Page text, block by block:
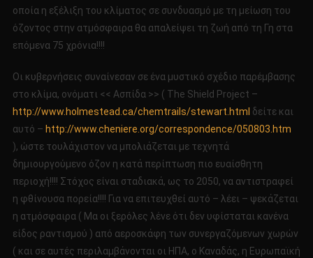
οποία η εξέλιξη του κλίματος σε συνδυασμό με τη μείωση του
όζοντος στην ατμόσφαιρα θα απαλείψει τη ζωή από τη Γη στα
επόμενα 75 χρόνια!!!!
Οι κυβερνήσεις συναίνεσαν σε ένα μυστικό σχέδιο παρέμβασης
στο κλίμα, ονόματι << Ασπίδα >> ( The Shield Project –
http://www.holmestead.ca/chemtrails/stewart.html δείτε και
αυτό – http://www.cheniere.org/correspondence/050803.htm
), ώστε τουλάχιστον να μπολιάζεται με τεχνητά
δημιουργούμενο όζον η κατά περίπτωση πιο ευαίσθητη
περιοχή!!!! Στόχος είναι σταδιακά, ως το 2050, να αντιστραφεί
η φθίνουσα πορεία!!!! Για να επιτευχθεί αυτό – λέει – ψεκάζεται
η ατμόσφαιρα ( Μα οι ξερόλες λένε ότι δεν υφίσταται κανένα
είδος ραντισμού ) από αεροσκάφη των συνεργαζόμενων χωρών
( και σε αυτές περιλαμβάνονται οι ΗΠΑ, ο Καναδάς, η Ευρωπαϊκή